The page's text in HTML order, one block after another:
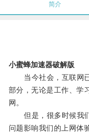
简介
小蜜蜂加速器破解版
当今社会，互联网已
部分，无论是工作、学
网。
但是，很多时候我们
问题影响我们的上网体